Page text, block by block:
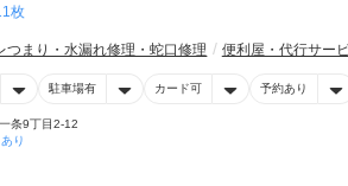
枚
つまり・水漏れ修理・蛇口修理 便利屋・代行サー
駐車場有 カード可 予約あり
条9丁目2-12
り